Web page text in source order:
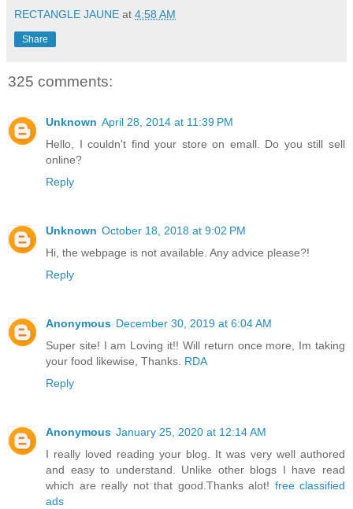
RECTANGLE JAUNE at 4:58 AM
Share
325 comments:
Unknown April 28, 2014 at 11:39 PM
Hello, I couldn't find your store on emall. Do you still sell
online?
Reply
Unknown October 18, 2018 at 9:02 PM
Hi, the webpage is not available. Any advice please?!
Reply
Anonymous December 30, 2019 at 6:04 AM
Super site! I am Loving it!! Will return once more, Im taking
your food likewise, Thanks. RDA
Reply
Anonymous January 25, 2020 at 12:14 AM
I really loved reading your blog. It was very well authored
and easy to understand. Unlike other blogs I have read
which are really not that good.Thanks alot! free classified
ads